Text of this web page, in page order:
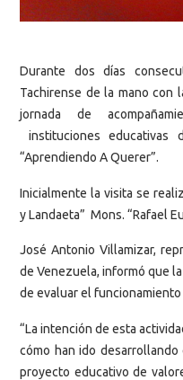
Durante dos días
Tachirense de la mano con
jornada de
instituciones educativas
“Aprendiendo A Querer”.
Inicialmente la visita se
y Landaeta” Mons. “Rafael
José Antonio Villamizar,
de Venezuela, informó que
de evaluar el funcionamiento
“La intención de esta
cómo han ido
proyecto educativo de